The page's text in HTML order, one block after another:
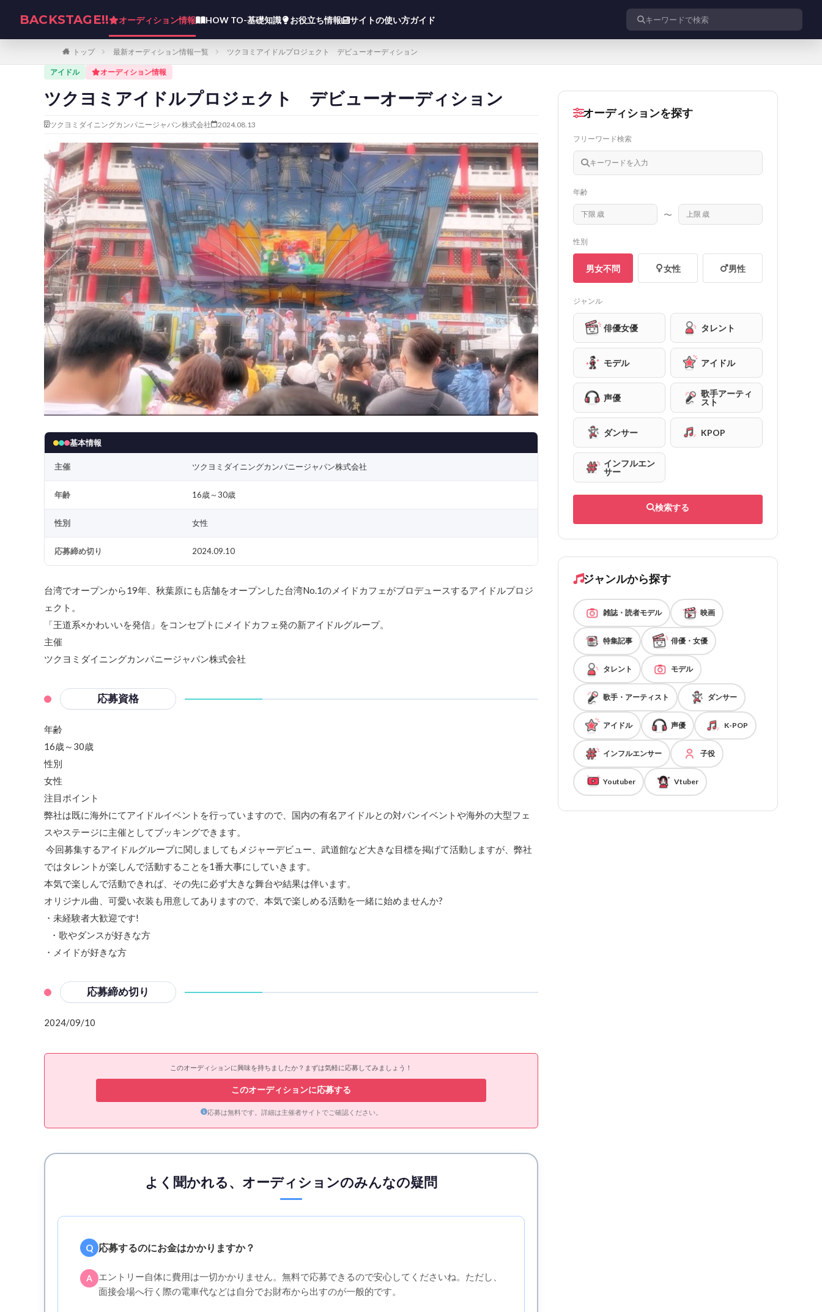
BACKSTAGE!! オーディション情報 HOW TO-基礎知識 お役立ち情報 サイトの使い方ガイド 投稿を検索
トップ 最新オーディション情報一覧 ツクヨミアイドルプロジェクト デビューオーディション
アイドル オーディション情報
ツクヨミアイドルプロジェクト デビューオーディション
ツクヨミダイニングカンパニージャパン株式会社 2024.08.13
基本情報
主催 ツクヨミダイニングカンパニージャパン株式会社
年齢 16歳～30歳
性別 女性
応募締め切り 2024.09.10
台湾でオープンから19年、秋葉原にも店舗をオープンした台湾No.1のメイドカフェがプロデュースするアイドルプロジ
ェクト。
「王道系×かわいいを発信」をコンセプトにメイドカフェ発の新アイドルグループ。
主催
ツクヨミダイニングカンパニージャパン株式会社
応募資格
年齢
16歳～30歳
性別
女性
注目ポイント
弊社は既に海外にてアイドルイベントを行っていますので、国内の有名アイドルとの対バンイベントや海外の大型フェ
スやステージに主催としてブッキングできます。
今回募集するアイドルグループに関しましてもメジャーデビュー、武道館など大きな目標を掲げて活動しますが、弊社
ではタレントが楽しんで活動することを1番大事にしていきます。
本気で楽しんで活動できれば、その先に必ず大きな舞台や結果は伴います。
オリジナル曲、可愛い衣装も用意してありますので、本気で楽しめる活動を一緒に始めませんか?
・未経験者大歓迎です!
・歌やダンスが好きな方
・メイドが好きな方
応募締め切り
2024/09/10
このオーディションに興味を持ちましたか？まずは気軽に応募してみましょう！
このオーディションに応募する
応募は無料です。詳細は主催者サイトでご確認ください。
よく聞かれる、オーディションのみんなの疑問
Q 応募するのにお金はかかりますか？
A
エントリー自体に費用は一切かかりません。無料で応募できるので安心してくださいね。ただし、
面接会場へ行く際の電車代などは自分でお財布から出すのが一般的です。
オーディションを探す
フリーワード検索
年齢
〜
性別
男女不問 女性 男性
ジャンル
俳優女優 タレント
モデル アイドル
声優
歌手アーティ
スト
ダンサー KPOP
インフルエン
サー
検索する
ジャンルから探す
雑誌・読者モデル 映画
特集記事 俳優・女優
タレント モデル
歌手・アーティスト ダンサー
アイドル 声優 K-POP
インフルエンサー 子役
Youtuber Vtuber